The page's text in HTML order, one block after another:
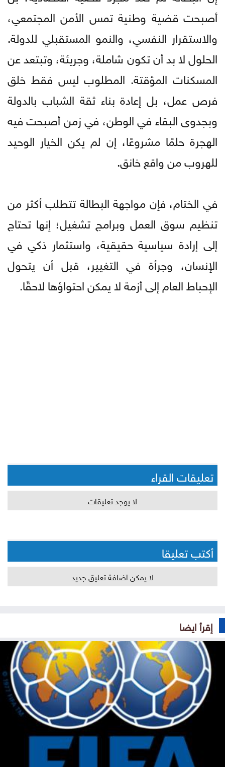
أصبحت قضية وطنية تمس الأمن المجتمعي،
والاستقرار النفسي، والنمو المستقبلي للدولة.
الحلول لا بد أن تكون شاملة، وجريئة، وتبتعد عن
المسكنات المؤقتة. المطلوب ليس فقط خلق
فرص عمل، بل إعادة بناء ثقة الشباب بالدولة
وبجدوى البقاء في الوطن، في زمن أصبحت فيه
الهجرة حلمًا مشروعًا، إن لم يكن الخيار الوحيد
للهروب من واقع خانق.
في الختام، فإن مواجهة البطالة تتطلب أكثر من
تنظيم سوق العمل وبرامج تشغيل؛ إنها تحتاج
إلى إرادة سياسية حقيقية، واستثمار ذكي في
الإنسان، وجرأة في التغيير، قبل أن يتحول
الإحباط العام إلى أزمة لا يمكن احتواؤها لاحقًا.
تعليقات القراء
لا يوجد تعليقات
أكتب تعليقا
لا يمكن اضافة تعليق جديد
إقرأ ايضا